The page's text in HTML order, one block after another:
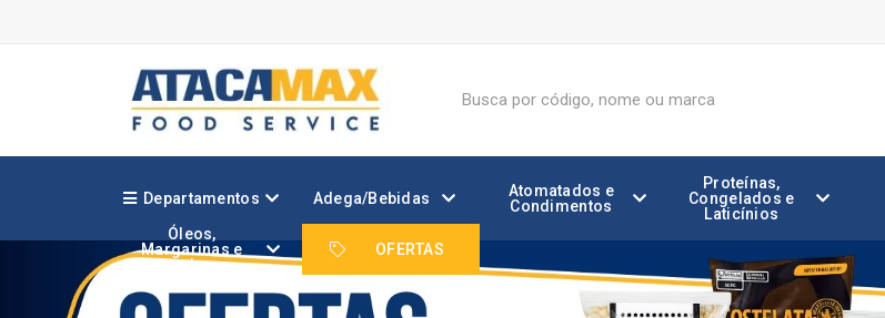
Departamentos Adega/Bebidas
Atomatados e
Condimentos
Proteínas,
Congelados e
Laticínios
Óleos,
Margarinas e
Gorduras
OFERTAS